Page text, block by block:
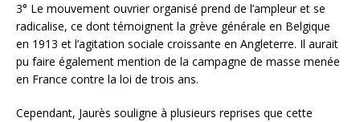
3° Le mouvement ouvrier organisé prend de l’ampleur et se
radicalise, ce dont témoignent la grève générale en Belgique
en 1913 et l’agitation sociale croissante en Angleterre. Il aurait
pu faire également mention de la campagne de masse menée
en France contre la loi de trois ans.
Cependant, Jaurès souligne à plusieurs reprises que cette